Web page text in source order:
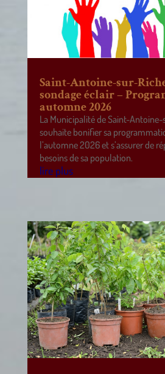
Saint-Antoine-sur-
sondage éclair –
automne 2026
La Municipalité de Saint-
souhaite bonifier sa
l’automne 2026 et s’assurer de
besoins de sa population.
lire plus